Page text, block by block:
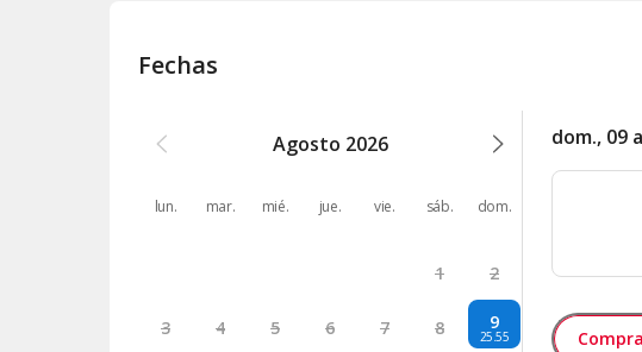
Fechas
Agosto 2026
lun. mar. mié. jue. vie. sáb. dom.
1 2
3 4 5 6 7 8 9
25.55
dom., 09